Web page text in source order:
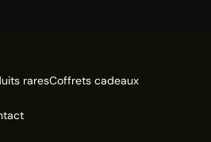
raresCoffrets cadeaux